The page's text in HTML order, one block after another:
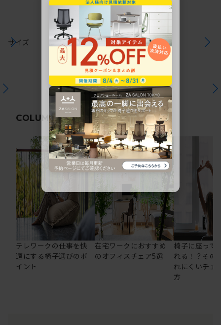
サイズ
COLUMN関連コラム
テレワークの仕事を快
適にする椅子選びのポ
イント
在宅ワークにおすすめ
のオフィスチェア5選
椅子に座って
れる！？その
れにくいチェ
方